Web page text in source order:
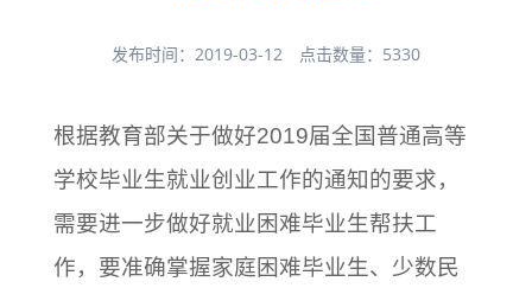
发布时间： 2019-03-12 点击数量： 5330
根据教育部关于做好2019届全国普通高等
学校毕业生就业创业工作的通知的要求，
需要进一步做好就业困难毕业生帮扶工
作，要准确掌握家庭困难毕业生、少数民